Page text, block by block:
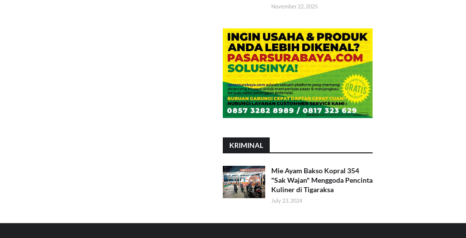
November 22, 2025
KRIMINAL
Mie Ayam Bakso Kopral 354
"Sak Wajan" Menggoda Pencinta
Kuliner di Tigaraksa
July 23, 2024